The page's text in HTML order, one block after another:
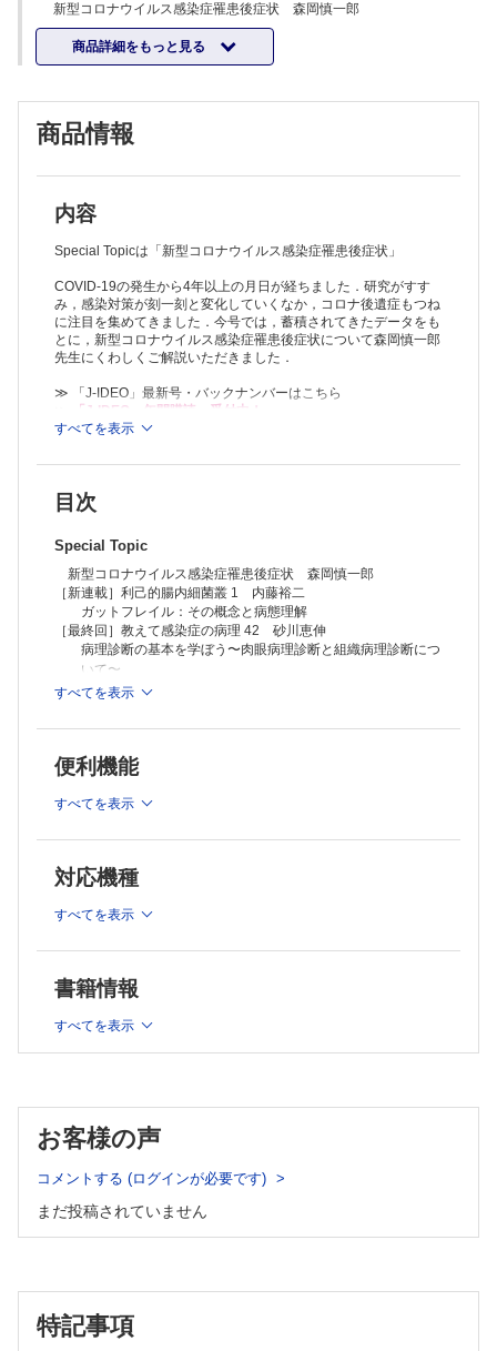
新型コロナウイルス感染症罹患後症状 森岡慎一郎
［新連載］利己的腸内細菌叢 1 内藤裕二
ガットフレイル：その概念と病態理解
［最終回］教えて感染症の病理 42 砂川恵伸
極めろ！ 感謝の正拳突き！vs 西久保雅司（神戸市立医療センター
中央市民病院血液内科副医長）
人間だって動物だ！ 動物から学ぶ人の医療 12 倉井華子，田向健一
飼鳥の感染症
研修医のための微生物レクチャーシリーズ
グラム陽性桿菌編 9
This wormy world〜ようこそ！ 寄生虫の世界へ〜 42
中村（内山）ふくみ
中枢神経系の寄生虫―有鉤囊虫
PROFESSIONALS 総合内科×感染症科 6 矢野裕之，?倉俊一
問診で核心に迫る不明熱
Youは何しに検査室へ？ 4 小川吉彦
ディスカッションと学びの場
アモキシシリン細粒の“かさ” 〜想定と実際のところ〜
渡航医学B級情報局 37 勝田吉彰
微生物検査危機一髪！ 41 山本 剛
その1：血液培養陽性をどのように考えたらよいのか
めざせレベルアップ！ 輸入感染症 冒険の書 6 石金正裕
輸入感染症ラスボスである熱帯熱マラリアを治療しよう！
感染エクスリブリス 11 河村一郎
イザベル・Ｒ・プレセット『野口英世』
呼吸器感染症よもやま話 42 倉原 優
「結核の統計2023」を読み解く
今月のカビ 39 亀井克彦
非“専門家”のためのHIV感染症との関わり方 42 塚田訓久
はじめて物語 7 児玉文宏
抗菌薬相互作用整理BOX 31 山田和範
慣習的な末梢静脈ラインの交換は必要か?
JOIS presents 知っておきたいがん＋感染症 16 酒匂崇史，荒岡秀樹
血液悪性疾患患者におけるStenotrophomonas maltophilia感染症
サクッと学ぶHIV感染症の昔と今 1
―調べたことは共有して，みんなで賢くなろう― 19
・MRSA菌血症に対するダプトマイシンとβ–ラクタム系抗菌薬の併
・トリコスポロン感染症の最適な治療は何か？
・Critical illnessの患者にprobioticsは効果があるのか？
子どもと大人の感染症 41 齋藤昭彦
今日も明日もAMR対策 37 具 芳明
薬剤耐性（AMR）対策アクションプラン2023-2027を読む 4
大気汚染物質と肺炎の関係性 3
Acinetobacter baumanniiの耐性機序
商品詳細をもっと見る
商品情報
内容
Special Topicは「新型コロナウイルス感染症罹患後症状」
COVID-19の発生から4年以上の月日が経ちました．研究がすす
み，感染対策が刻一刻と変化していくなか，コロナ後遺症もつね
に注目を集めてきました．今号では，蓄積されてきたデータをも
とに，新型コロナウイルス感染症罹患後症状について森岡慎一郎
先生にくわしくご解説いただきました．
≫ 「J-IDEO」最新号・バックナンバーはこちら
「J-IDEO」年間購読、受付中！
「購入済ライセンス一覧」よりオンライン環境でPDF版をご覧い
すべてを表示
目次
Special Topic
新型コロナウイルス感染症罹患後症状 森岡慎一郎
［新連載］利己的腸内細菌叢 1 内藤裕二
ガットフレイル：その概念と病態理解
［最終回］教えて感染症の病理 42 砂川恵伸
病理診断の基本を学ぼう〜肉眼病理診断と組織病理診断につ
いて〜
日本全国感染症ケースカンファレンス道場破り シーズン2 2
センター中央市民病院血液内科副医長）
郎
向健一
研修医のための微生物レクチャーシリーズ
This wormy world〜ようこそ！ 寄生虫の世界へ〜 42
中村（内山）ふくみ
ディスカッションと学びの場
アモキシシリン細粒の“かさ” 〜想定と実際のところ〜
渡航医学B級情報局 37 勝田吉彰
微生物検査危機一髪！ 41 山本 剛
めざせレベルアップ！ 輸入感染症 冒険の書 6 石金正裕
輸入感染症ラスボスである熱帯熱マラリアを治療しよう！
すべてを表示
便利機能
すべてを表示
対応機種
すべてを表示
書籍情報
すべてを表示
お客様の声
コメントする (ログインが必要です)
まだ投稿されていません
特記事項